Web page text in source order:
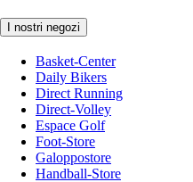
I nostri negozi
Basket-Center
Daily Bikers
Direct Running
Direct-Volley
Espace Golf
Foot-Store
Galoppostore
Handball-Store